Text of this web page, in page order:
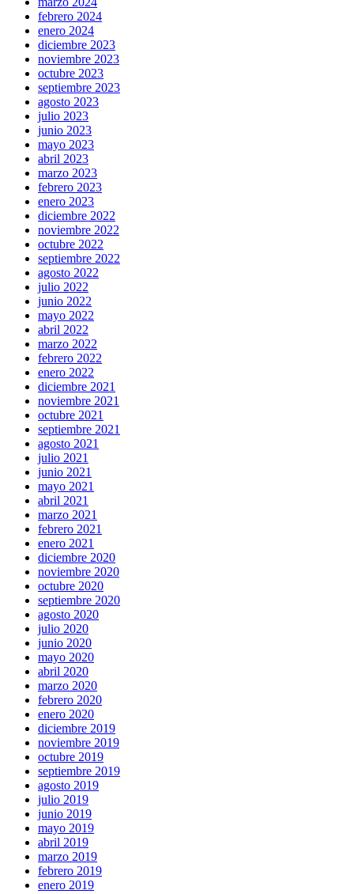
febrero 2024
enero 2024
diciembre 2023
noviembre 2023
octubre 2023
septiembre 2023
agosto 2023
julio 2023
junio 2023
mayo 2023
abril 2023
marzo 2023
febrero 2023
enero 2023
diciembre 2022
noviembre 2022
octubre 2022
septiembre 2022
agosto 2022
julio 2022
junio 2022
mayo 2022
abril 2022
marzo 2022
febrero 2022
enero 2022
diciembre 2021
noviembre 2021
octubre 2021
septiembre 2021
agosto 2021
julio 2021
junio 2021
mayo 2021
abril 2021
marzo 2021
febrero 2021
enero 2021
diciembre 2020
noviembre 2020
octubre 2020
septiembre 2020
agosto 2020
julio 2020
junio 2020
mayo 2020
abril 2020
marzo 2020
febrero 2020
enero 2020
diciembre 2019
noviembre 2019
octubre 2019
septiembre 2019
agosto 2019
julio 2019
junio 2019
mayo 2019
abril 2019
marzo 2019
febrero 2019
enero 2019